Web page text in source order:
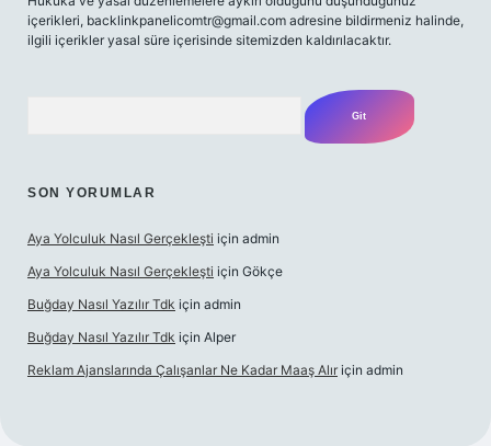
içerikleri, backlinkpanelicomtr@gmail.com adresine bildirmeniz halinde,
ilgili içerikler yasal süre içerisinde sitemizden kaldırılacaktır.
SON YORUMLAR
Aya Yolculuk Nasıl Gerçekleşti için admin
Aya Yolculuk Nasıl Gerçekleşti için Gökçe
Buğday Nasıl Yazılır Tdk için admin
Buğday Nasıl Yazılır Tdk için Alper
Reklam Ajanslarında Çalışanlar Ne Kadar Maaş Alır için admin